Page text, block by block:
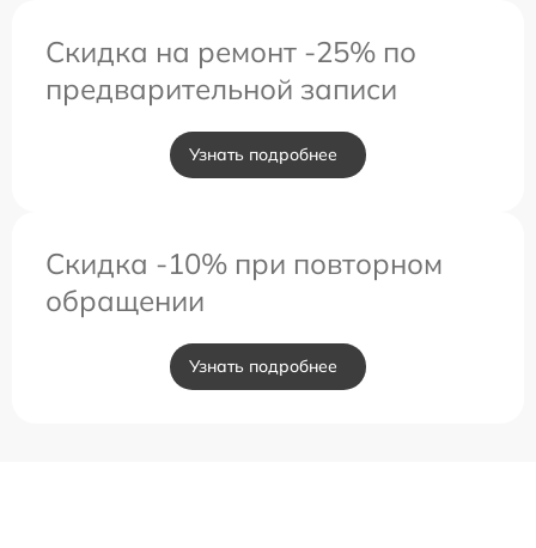
Скидка на ремонт -25% по
предварительной записи
Узнать подробнее
Скидка -10% при повторном
обращении
Узнать подробнее